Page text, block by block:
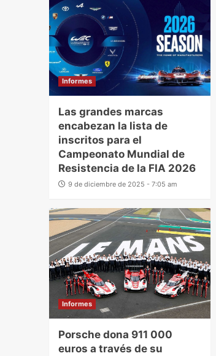
Informes
Las grandes marcas
encabezan la lista de
inscritos para el
Campeonato Mundial de
Resistencia de la FIA 2026
9 de diciembre de 2025 - 7:05 am
Informes
Porsche dona 911 000
euros a través de su